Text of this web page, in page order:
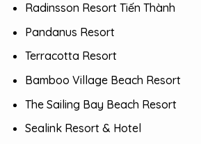
Radinsson Resort Tiến Thành
Pandanus Resort
Terracotta Resort
Bamboo Village Beach Resort
The Sailing Bay Beach Resort
Sealink Resort & Hotel